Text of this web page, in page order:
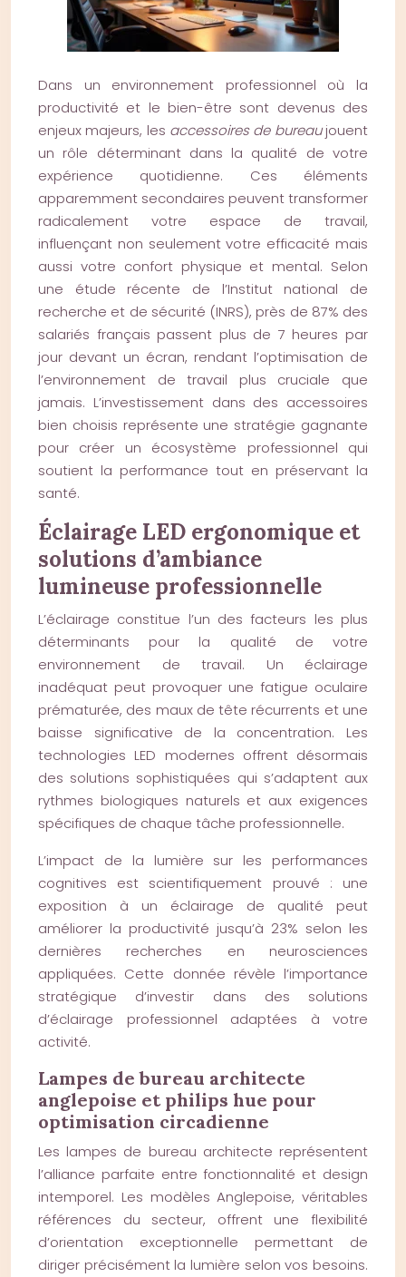
Dans un environnement professionnel où la
productivité et le bien-être sont devenus des
enjeux majeurs, les accessoires de bureaujouent
un rôle déterminant dans la qualité de votre
expérience quotidienne. Ces éléments
apparemment secondaires peuvent transformer
radicalement votre espace de travail,
influençant non seulement votre efficacité mais
aussi votre confort physique et mental. Selon
une étude récente de l’Institut national de
recherche et de sécurité (INRS), près de 87% des
salariés français passent plus de 7 heures par
jour devant un écran, rendant l’optimisation de
l’environnement de travail plus cruciale que
jamais. L’investissement dans des accessoires
bien choisis représente une stratégie gagnante
pour créer un écosystème professionnel qui
soutient la performance tout en préservant la
santé.
Éclairage LED ergonomique et
solutions d’ambiance
lumineuse professionnelle
L’éclairage constitue l’un des facteurs les plus
déterminants pour la qualité de votre
environnement de travail. Un éclairage
inadéquat peut provoquer une fatigue oculaire
prématurée, des maux de tête récurrents et une
baisse significative de la concentration. Les
technologies LED modernes offrent désormais
des solutions sophistiquées qui s’adaptent aux
rythmes biologiques naturels et aux exigences
spécifiques de chaque tâche professionnelle.
L’impact de la lumière sur les performances
cognitives est scientifiquement prouvé : une
exposition à un éclairage de qualité peut
améliorer la productivité jusqu’à 23% selon les
dernières recherches en neurosciences
appliquées. Cette donnée révèle l’importance
stratégique d’investir dans des solutions
d’éclairage professionnel adaptées à votre
activité.
Lampes de bureau architecte
anglepoise et philips hue pour
optimisation circadienne
Les lampes de bureau architecte représentent
l’alliance parfaite entre fonctionnalité et design
intemporel. Les modèles Anglepoise, véritables
références du secteur, offrent une flexibilité
d’orientation exceptionnelle permettant de
diriger précisément la lumière selon vos besoins.